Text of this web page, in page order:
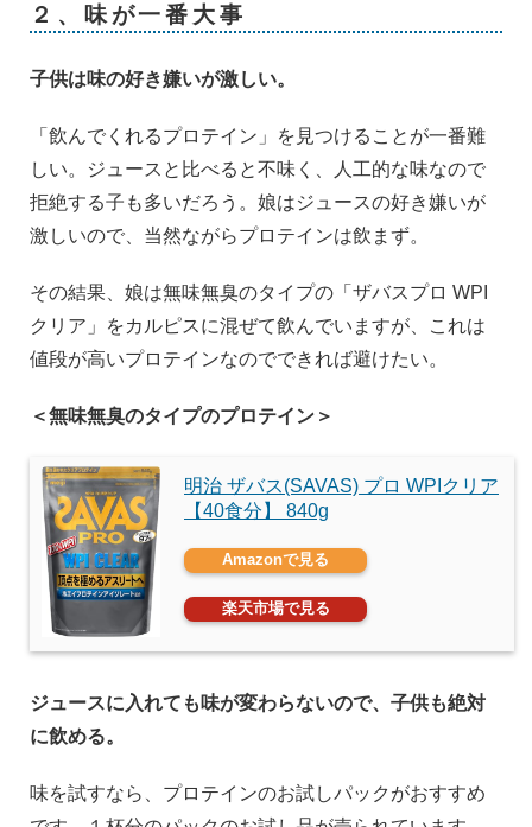
２、味が一番大事
子供は味の好き嫌いが激しい。
「飲んでくれるプロテイン」を見つけることが一番難
しい。ジュースと比べると不味く、人工的な味なので
拒絶する子も多いだろう。娘はジュースの好き嫌いが
激しいので、当然ながらプロテインは飲まず。
その結果、娘は無味無臭のタイプの「ザバスプロ WPI
クリア」をカルピスに混ぜて飲んでいますが、これは
値段が高いプロテインなのでできれば避けたい。
＜無味無臭のタイプのプロテイン＞
明治 ザバス(SAVAS) プロ WPIクリア
【40食分】 840g
Amazonで見る
楽天市場で見る
ジュースに入れても味が変わらないので、子供も絶対
に飲める。
味を試すなら、プロテインのお試しパックがおすすめ